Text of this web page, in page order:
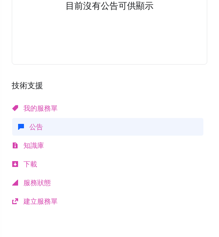
技術支援
我的服務單
公告
知識庫
下載
服務狀態
建立服務單
目前沒有公告可供顯示